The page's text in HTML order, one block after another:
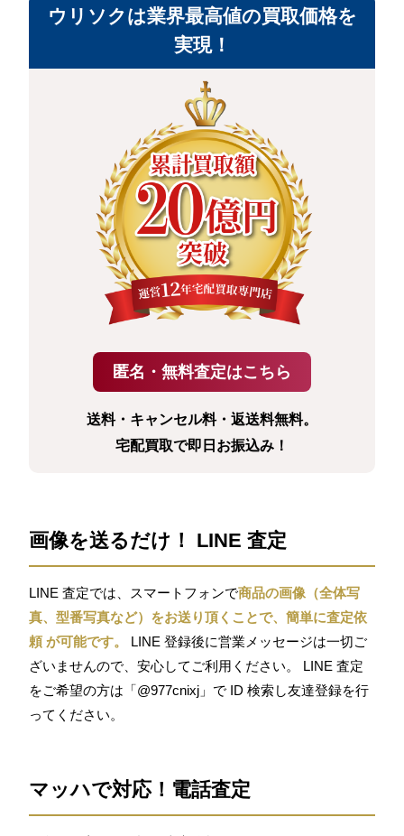
ウリソクは業界最高値の買取価格を
実現！
送料・キャンセル料・返送料無料。
宅配買取で即日お振込み！
画像を送るだけ！ LINE 査定
LINE 査定では、スマートフォンで商品の画像（全体写
真、型番写真など）をお送り頂くことで、簡単に査定依
頼 が可能です。
LINE 登録後に営業メッセージは一切ご
ざいませんので、安心してご利用ください。 LINE 査定
をご希望の方は「@977cnixj」で ID 検索し友達登録を行
ってください。
マッハで対応！電話査定